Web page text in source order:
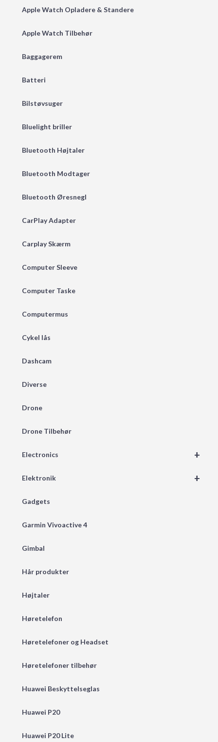
Apple Watch Opladere & Standere
Apple Watch Tilbehør
Baggagerem
Batteri
Bilstøvsuger
Bluelight briller
Bluetooth Højtaler
Bluetooth Modtager
Bluetooth Øresnegl
CarPlay Adapter
Carplay Skærm
Computer Sleeve
Computer Taske
Computermus
Cykel lås
Dashcam
Diverse
Drone
Drone Tilbehør
+
Electronics
+
Elektronik
Gadgets
Garmin Vivoactive 4
Gimbal
Hår produkter
Højtaler
Høretelefon
Høretelefoner og Headset
Høretelefoner tilbehør
Huawei Beskyttelseglas
Huawei P20
Huawei P20 Lite